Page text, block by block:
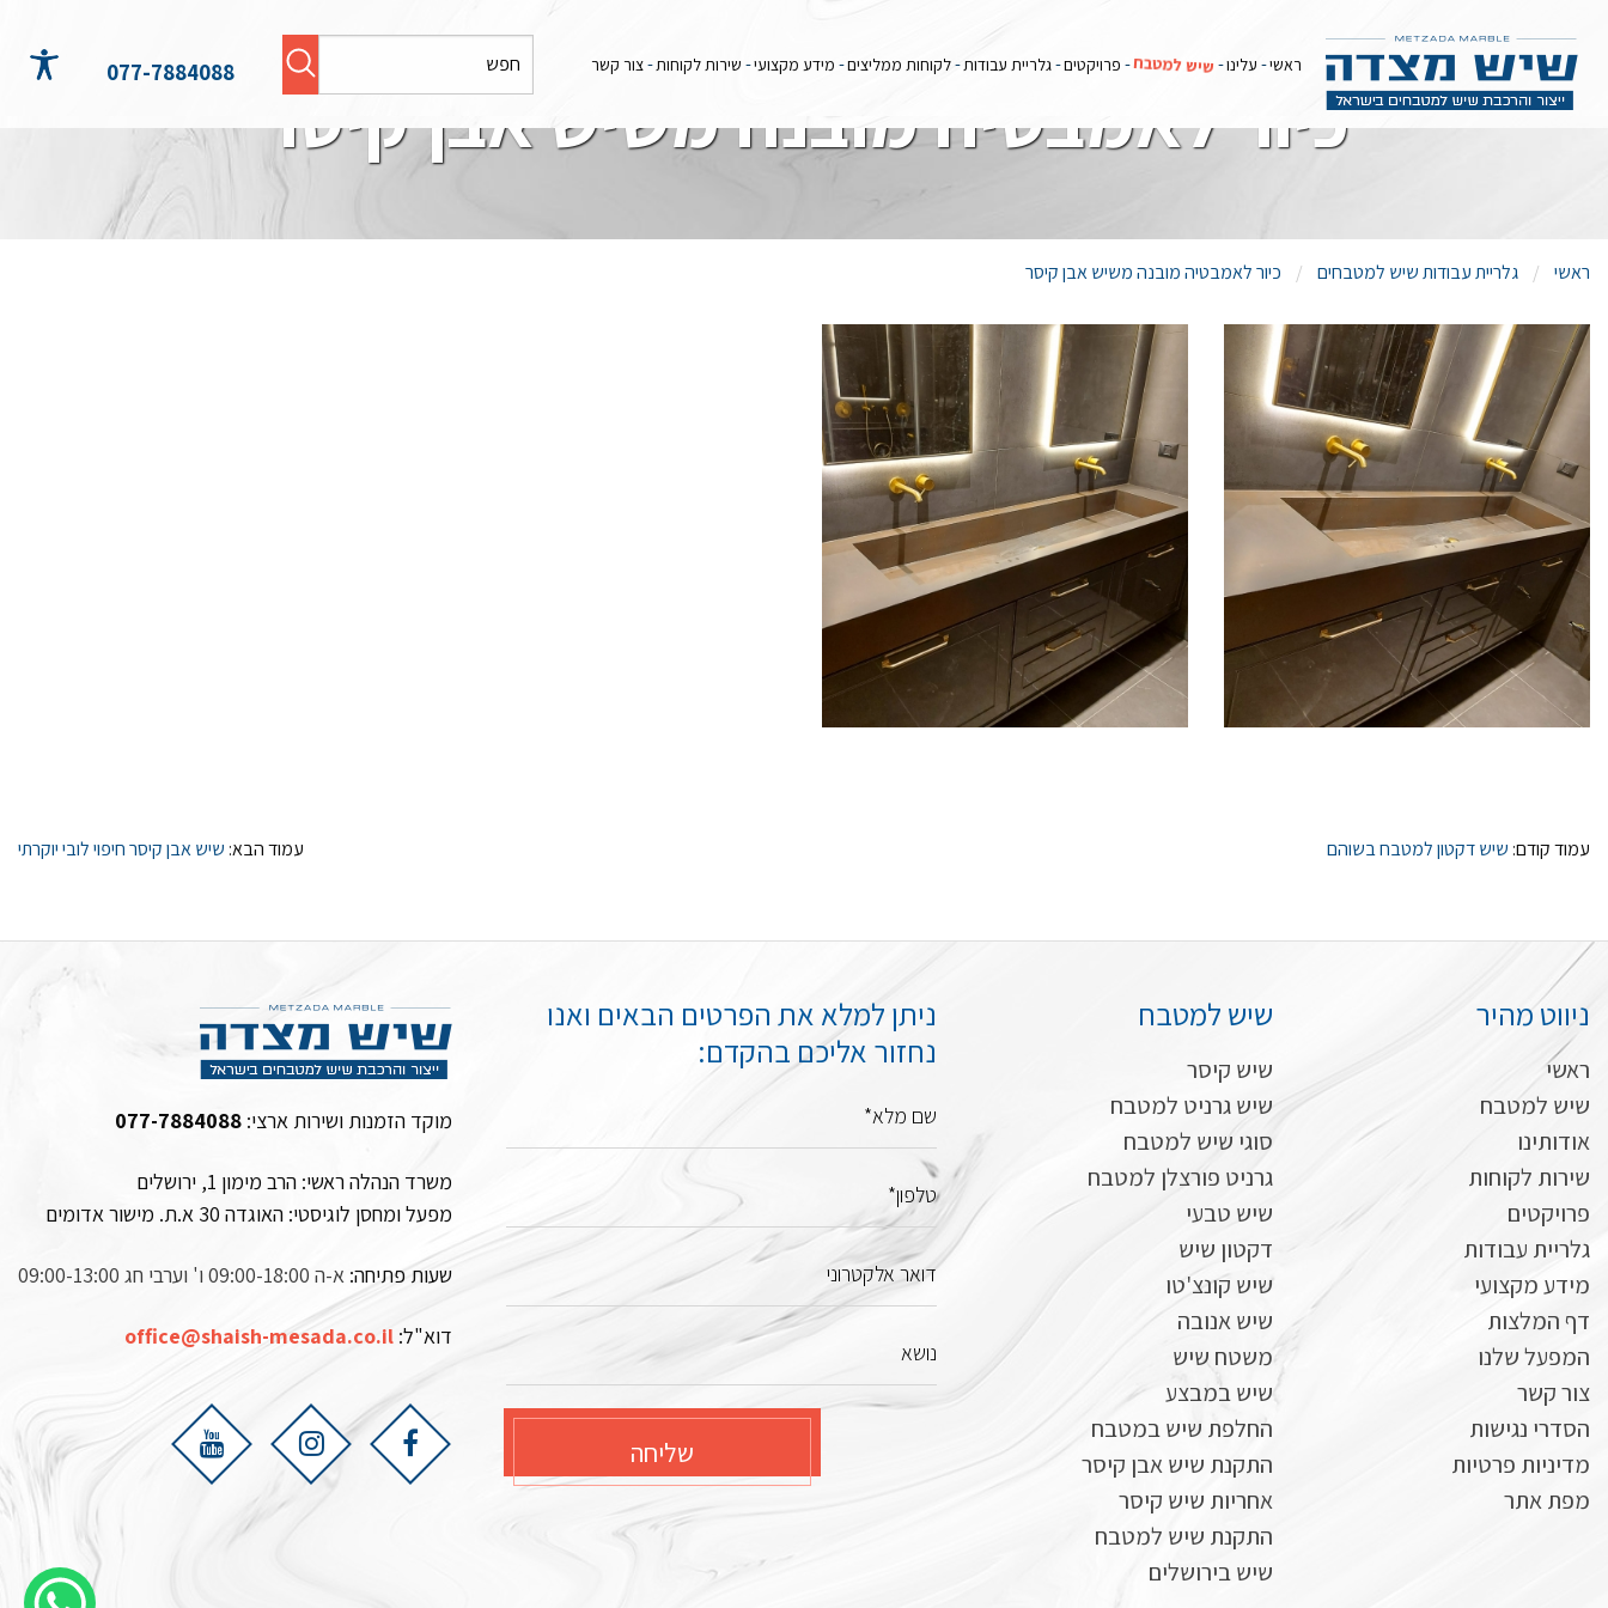
ראשי עלינו שיש למטבח פרויקטים גלריית עבודות לקוחות ממליצים מידע מקצועי שירות לקוחות צור קשר 077-7884088 כיור לאמבטיה מובנה משיש אבן קיסר
ראשי גלריית עבודות שיש למטבחים כיור לאמבטיה מובנה משיש אבן קיסר
עמוד קודם: שיש דקטון למטבח בשוהם עמוד הבא: שיש אבן קיסר חיפוי לובי יוקרתי
ניווט מהיר
ראשי
שיש למטבח
אודותינו
שירות לקוחות
פרויקטים
גלריית עבודות
מידע מקצועי
דף המלצות
המפעל שלנו
צור קשר
הסדרי נגישות
מדיניות פרטיות
מפת אתר
שיש למטבח
שיש קיסר
שיש גרניט למטבח
סוגי שיש למטבח
גרניט פורצלן למטבח
שיש טבעי
דקטון שיש
שיש קונצ'טו
שיש אנובה
משטח שיש
שיש במבצע
החלפת שיש במטבח
התקנת שיש אבן קיסר
אחריות שיש קיסר
התקנת שיש למטבח
שיש בירושלים
ניתן למלא את הפרטים הבאים ואנו
נחזור אליכם בהקדם:
שם מלא*
טלפון*
דואר אלקטרוני
נושא
שליחה
מוקד הזמנות ושירות ארצי: 077-7884088
משרד הנהלה ראשי: הרב מימון 1, ירושלים
מפעל ומחסן לוגיסטי: האוגדה 30 א.ת. מישור אדומים
שעות פתיחה: א-ה 09:00-18:00 ו' וערבי חג 09:00-13:00
דוא"ל: office@shaish-mesada.co.il